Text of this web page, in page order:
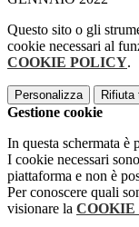
Questo sito o gli
cookie necessari al
COOKIE POLICY.
Personalizza Rifiuta
Gestione cookie
In questa schermata è
I cookie necessari
piattaforma e non è
Per conoscere quali
visionare la